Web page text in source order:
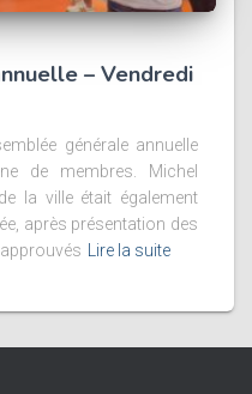
– Vendredi
générale annuelle
de membres. Michel
la ville était également
après présentation des
Lire la suite